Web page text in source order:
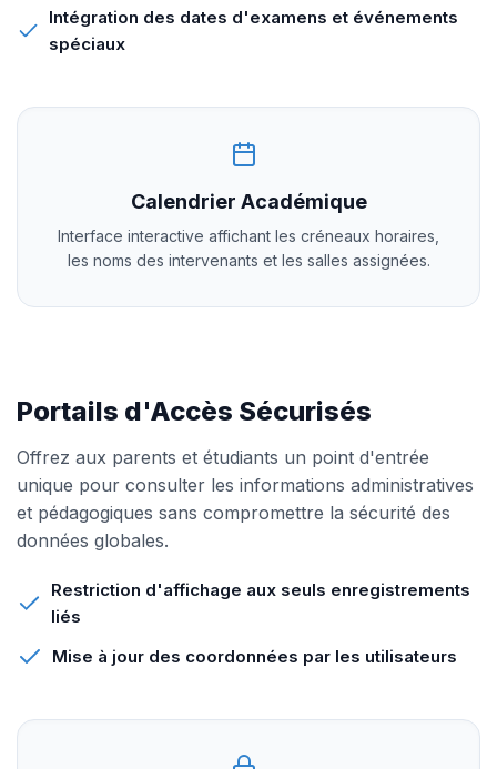
Intégration des dates d'examens et événements
spéciaux
Calendrier Académique
Interface interactive affichant les créneaux horaires,
les noms des intervenants et les salles assignées.
Portails d'Accès Sécurisés
Offrez aux parents et étudiants un point d'entrée
unique pour consulter les informations administratives
et pédagogiques sans compromettre la sécurité des
données globales.
Restriction d'affichage aux seuls enregistrements
liés
Mise à jour des coordonnées par les utilisateurs